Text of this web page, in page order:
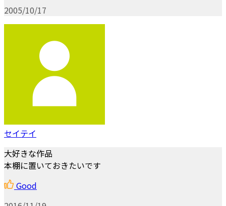
2005/10/17
セイテイ
大好きな作品
本棚に置いておきたいです
Good